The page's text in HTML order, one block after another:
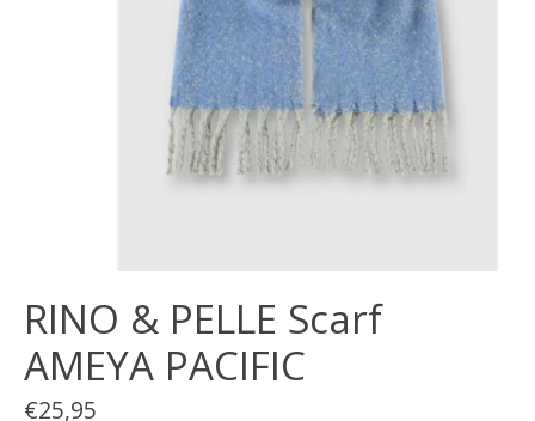
RINO & PELLE Scarf
AMEYA PACIFIC
€25,95